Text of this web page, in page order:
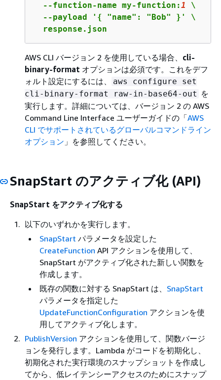
  --function-name my-function:
1
\
  --payload '
{ "name": "Bob" }' \
  response.json
AWS CLI バージョン 2 を使用している場合、 cli-
binary-format オプションは必須です。これをデフ
ォルト設定にするには、
aws configure set
cli-binary-format raw-in-base64-out を
実行します。詳細については、バージョン 2 の AWS
Command Line Interface ユーザーガイドの「AWS
CLI でサポートされているグローバルコマンドライン
オプション 」を参照してください。
SnapStart のアクティブ化 (API)
SnapStart をアクティブ化する
以下のいずれかを実行します。
SnapStart パラメータを設定した
CreateFunction API アクションを使用して、
SnapStart がアクティブ化された新しい関数を
作成します。
既存の関数に対する SnapStart は、 SnapStart
パラメータを指定した
UpdateFunctionConfiguration アクションを使
用してアクティブ化します。
PublishVersion アクションを使用して、関数バージ
ョンを発行します。Lambda がコードを初期化し、
初期化された実行環境のスナップショットを作成し
てから、低レイテンシーアクセスのためにスナップ